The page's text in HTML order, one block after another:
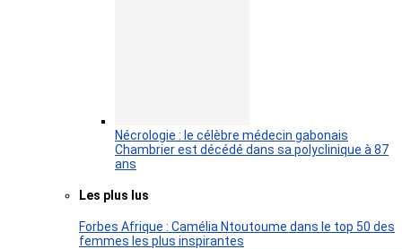
Nécrologie : le célèbre médecin gabonais
Chambrier est décédé dans sa polyclinique à 87
ans
Les plus lus
Forbes Afrique : Camélia Ntoutoume dans le top 50 des
femmes les plus inspirantes